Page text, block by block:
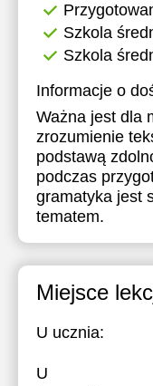
Szkola
Szkola
Informacje o
Ważna jest dla
zrozumienie
podstawą
podczas
gramatyka jest
tematem.
Miejsce
U ucznia:
U